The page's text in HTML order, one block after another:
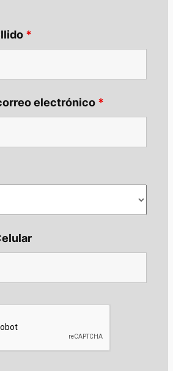
*
electrónico *